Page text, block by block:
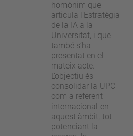
homònim que
articula l’Estratègia
de la IA a la
Universitat, i que
també s’ha
presentat en el
mateix acte.
L’objectiu és
consolidar la UPC
com a referent
internacional en
aquest àmbit, tot
potenciant la